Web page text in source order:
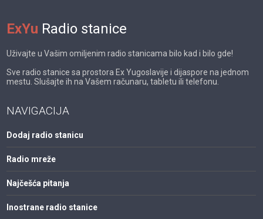
ExYu Radio stanice
Uživajte u Vašim omiljenim radio stanicama bilo kad i bilo gde!
Sve radio stanice sa prostora Ex Yugoslavije i dijaspore na jednom
mestu. Slušajte ih na Vašem računaru, tabletu ili telefonu.
NAVIGACIJA
Dodaj radio stanicu
Radio mreže
Najčešća pitanja
Inostrane radio stanice